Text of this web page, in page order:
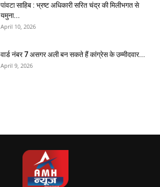
पांवटा साहिब : भ्रष्ट अधिकारी सरित चंद्र की मिलीभगत से
यमुना...
April 10, 2026
वार्ड नंबर 7 असगर अली बन सकते हैं कांग्रेस के उम्मीदवार...
April 9, 2026